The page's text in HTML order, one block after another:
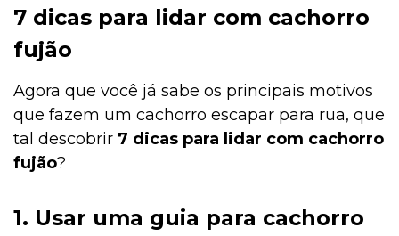
7 dicas para lidar com cachorro
fujão
Agora que você já sabe os principais motivos
que fazem um cachorro escapar para rua, que
tal descobrir 7 dicas para lidar com cachorro
fujão?
1. Usar uma guia para cachorro